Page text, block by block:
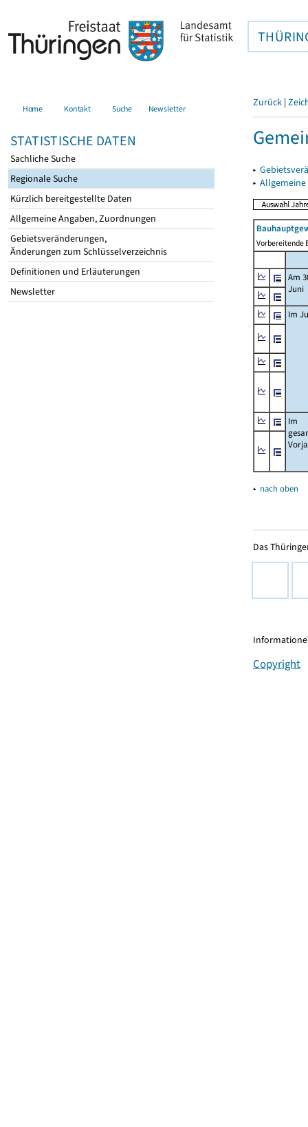
Home Kontakt Suche Newsletter
STATISTISCHE DATEN
Sachliche Suche
Regionale Suche
Kürzlich bereitgestellte Daten
Allgemeine Angaben, Zuordnungen
Gebietsveränderungen,
Änderungen zum Schlüsselverzeichnis
Definitionen und Erläuterungen
Newsletter
Zurück |
▸
▸
Vorbereitende
Am
Juni
Im
Im
▴ nach oben
Das
Copyright